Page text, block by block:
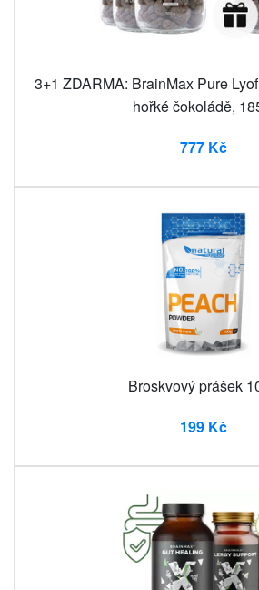
3+1 ZDARMA: BrainMax Pure
hořké čokoládě,
777 Kč
Broskvový prášek
199 Kč